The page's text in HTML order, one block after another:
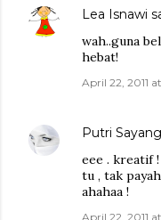
Lea Isnawi
wah..guna
hebat!
April 22, 2011
Putri
eee . kreatif
tu , tak
ahahaa !
April 22, 2011